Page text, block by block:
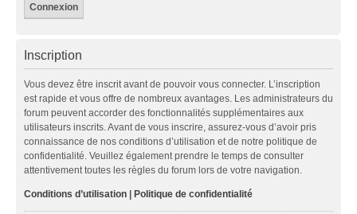
Inscription
Vous devez être inscrit avant de pouvoir vous connecter. L’inscription
est rapide et vous offre de nombreux avantages. Les administrateurs du
forum peuvent accorder des fonctionnalités supplémentaires aux
utilisateurs inscrits. Avant de vous inscrire, assurez-vous d’avoir pris
connaissance de nos conditions d’utilisation et de notre politique de
confidentialité. Veuillez également prendre le temps de consulter
attentivement toutes les règles du forum lors de votre navigation.
Conditions d’utilisation | Politique de confidentialité